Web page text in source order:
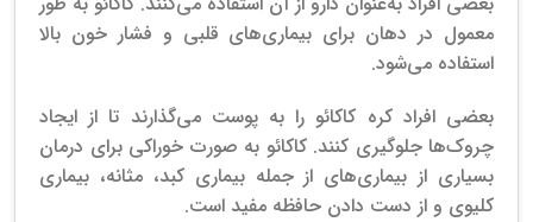
معمول در دهان برای بیماری‌های قلبی و فشار خون بالا
استفاده می‌شود.
بعضی افراد کره کاکائو را به پوست می‌گذارند تا از ایجاد
چروک‌ها جلوگیری کنند. کاکائو به صورت خوراکی برای درمان
بسیاری از بیماری‌های از جمله بیماری کبد، مثانه، بیماری
کلیوی و از دست دادن حافظه مفید است.